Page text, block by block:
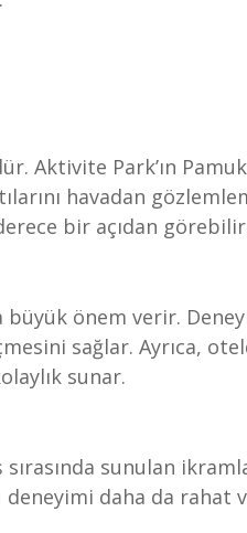
Aktivite Park’ın
havadan
bir açıdan
önem verir.
sağlar. Ayrıca,
sunar.
sunulan
daha da rahat